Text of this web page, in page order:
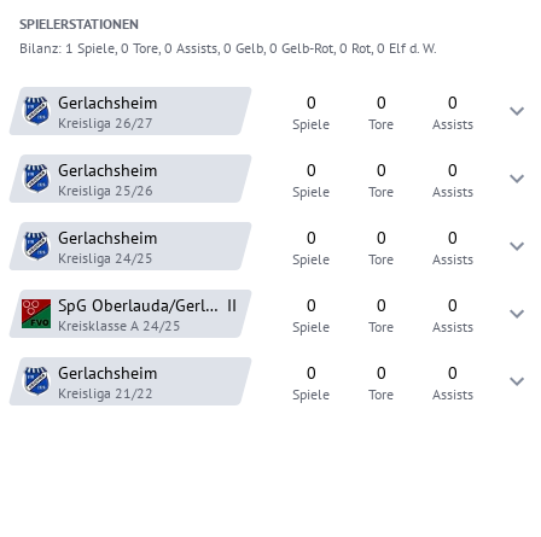
SPIELERSTATIONEN
Bilanz: 1 Spiele, 0 Tore, 0 Assists, 0 Gelb, 0 Gelb-Rot, 0 Rot, 0 Elf d. W.
Gerlachsheim
Kreisliga 26/27
0
Spiele
0
Tore
0
Assists
Gerlachsheim
Kreisliga 25/26
0
Spiele
0
Tore
0
Assists
Gerlachsheim
Kreisliga 24/25
0
Spiele
0
Tore
0
Assists
SpG Oberlauda/Gerlachsheim II
Kreisklasse A 24/25
0
Spiele
0
Tore
0
Assists
Gerlachsheim
Kreisliga 21/22
0
Spiele
0
Tore
0
Assists